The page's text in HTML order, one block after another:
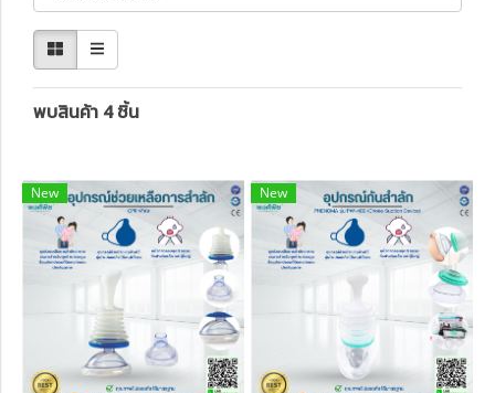
พบสินค้า 4 ชิ้น
New New